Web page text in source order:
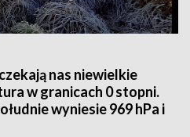
nas niewielkie
w granicach 0 stopni.
wyniesie 969 hPa i